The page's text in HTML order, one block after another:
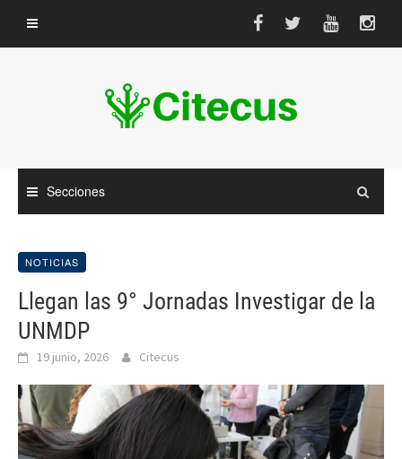
contenido
Secciones
NOTICIAS
Llegan las 9° Jornadas Investigar de la
UNMDP
19 junio, 2026 Citecus